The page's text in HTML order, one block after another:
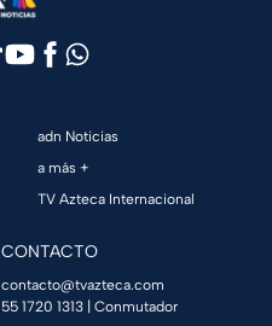
adn Noticias
a más +
TV Azteca Internacional
CONTACTO
contacto@tvazteca.com
55 1720 1313 | Conmutador